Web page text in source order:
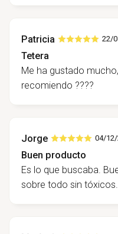
Patricia 22/
Tetera
Me ha gustado
recomiendo ????
Jorge 04/
Buen producto
Es lo que buscaba.
sobre todo sin tóxicos.